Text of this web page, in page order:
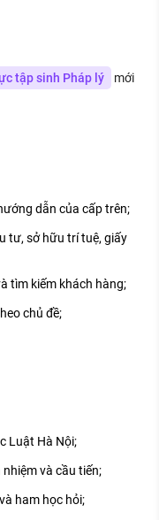
tập sinh Pháp lý
mới
dẫn của cấp trên;
tư, sở hữu trí tuệ, giấy
tìm kiếm khách hàng;
chủ đề;
Luật Hà Nội;
và cầu tiến;
ham học hỏi;